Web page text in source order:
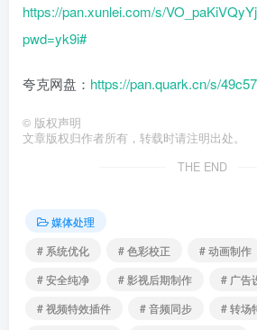
https://pan.xunlei.com/s/
pwd=yk9i#
夸克网盘： https://pan.quark.cn/s/
© 版权声明
文章版权归作者所有，转载时请注明出处。
THE END
媒体处理
# 系统优化
# 色彩校正 # 动画制作
# 安全纯净
# 影视后期制作
# 广告
# 视频特效插件
# 音频同步
# 转场